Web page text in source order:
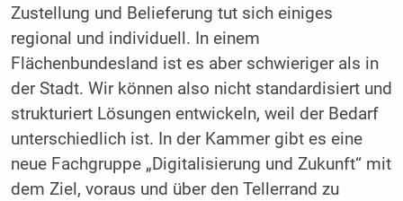
Zustellung und Belieferung tut sich einiges
regional und individuell. In einem
Flächenbundesland ist es aber schwieriger als in
der Stadt. Wir können also nicht standardisiert und
strukturiert Lösungen entwickeln, weil der Bedarf
unterschiedlich ist. In der Kammer gibt es eine
neue Fachgruppe „Digitalisierung und Zukunft“ mit
dem Ziel, voraus und über den Tellerrand zu